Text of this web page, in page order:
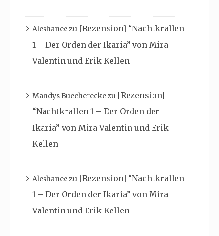
Aleshaneezu [Rezension] “Nachtkrallen
1 – Der Orden der Ikaria” von Mira
Valentin und Erik Kellen
Mandys Buechereckezu [Rezension]
“Nachtkrallen 1 – Der Orden der
Ikaria” von Mira Valentin und Erik
Kellen
Aleshaneezu [Rezension] “Nachtkrallen
1 – Der Orden der Ikaria” von Mira
Valentin und Erik Kellen